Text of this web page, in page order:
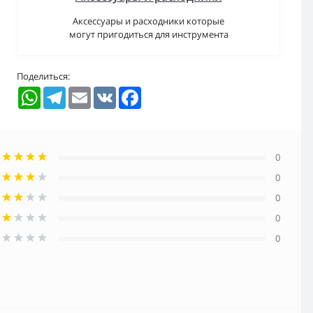
Аксессуары и расходники которые
могут пригодиться для инструмента
Поделиться:
WhatsAppTelegramEmail VK
0
0
0
0
0